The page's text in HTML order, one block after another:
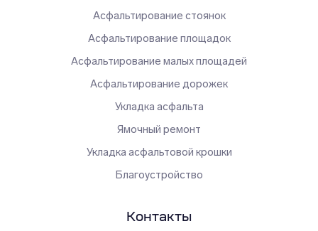
Асфальтирование стоянок
Асфальтирование площадок
Асфальтирование малых площадей
Асфальтирование дорожек
Укладка асфальта
Ямочный ремонт
Укладка асфальтовой крошки
Благоустройство
Контакты